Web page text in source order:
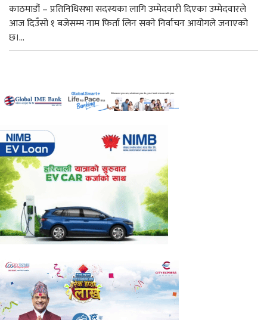
काठमाडौं – प्रतिनिधिसभा सदस्यका लागि उम्मेदवारी दिएका उम्मेदवारले
आज दिउँसो १ बजेसम्म नाम फिर्ता लिन सक्ने निर्वाचन आयोगले जनाएको
छ।...